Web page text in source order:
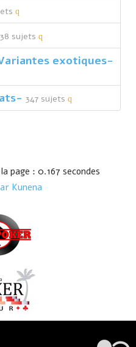
38 sujets
exotiques-
347 sujets
page : 0.167 secondes
Kunena